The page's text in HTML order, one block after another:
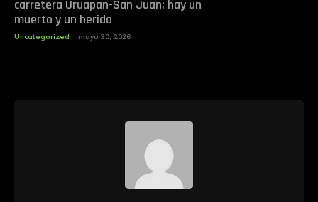
carretera Uruapan-San Juan; hay un
muerto y un herido
Uncategorized mayo 30, 2026